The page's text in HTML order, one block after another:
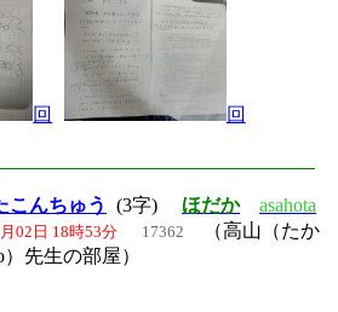
回 回
こんちゅう (3字) ほだか asahota
02日 18時53分 17362
（高山（たか
先生の部屋）